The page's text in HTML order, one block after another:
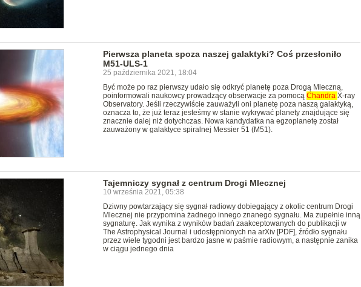
Pierwsza planeta spoza naszej galaktyki? Coś przesłoniło
M51-ULS-1
25 października 2021, 18:04
Być może po raz pierwszy udało się odkryć planetę poza Drogą Mleczną,
poinformowali naukowcy prowadzący obserwacje za pomocą Chandra X-ray
Observatory. Jeśli rzeczywiście zauważyli oni planetę poza naszą galaktyką,
oznacza to, że już teraz jesteśmy w stanie wykrywać planety znajdujące się
znacznie dalej niż dotychczas. Nowa kandydatka na egzoplanetę został
zauważony w galaktyce spiralnej Messier 51 (M51).
Tajemniczy sygnał z centrum Drogi Mlecznej
10 września 2021, 05:38
Dziwny powtarzający się sygnał radiowy dobiegający z okolic centrum Drogi
Mlecznej nie przypomina żadnego innego znanego sygnału. Ma zupełnie inną
sygnaturę. Jak wynika z wyników badań zaakceptowanych do publikacji w
The Astrophysical Journal i udostępnionych na arXiv [PDF], źródło sygnału
przez wiele tygodni jest bardzo jasne w paśmie radiowym, a następnie zanika
w ciągu jednego dnia